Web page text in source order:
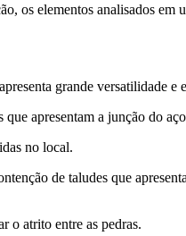
os elementos analisados
grande versatilidade e
apresentam a junção do
no local.
de taludes que
o atrito entre as pedras.